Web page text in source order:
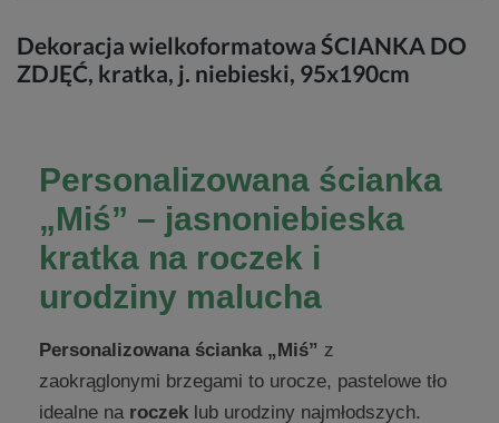
Dekoracja wielkoformatowa ŚCIANKA DO
ZDJĘĆ, kratka, j. niebieski, 95x190cm
Personalizowana ścianka
„Miś” – jasnoniebieska
kratka na roczek i
urodziny malucha
Personalizowana ścianka „Miś” z
zaokrąglonymi brzegami to urocze, pastelowe tło
idealne na roczek lub urodziny najmłodszych.